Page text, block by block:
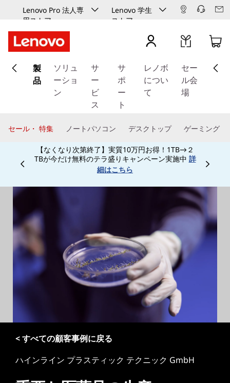
Lenovo Pro 法人専
用ストア
Lenovo 学生
ストア
イ
ン
ッ
プ
す
る
製
品
ソリュ
ーショ
ン
サ
ー
ビ
ス
サ
ポ
ー
ト
レノボ
につい
て
セー
ル会
場
セール・ 特集 ノートパソコン デスクトップ ゲーミング
【なくなり次第終了】実質10万円お得！1TB→２
TBが今だけ無料のテラ盛りキャンペーン実施中 詳
細はこちらCurrently displaying item 3 of
< すべての顧客事例に戻る
ハインライン プラスティック テクニック GmbH